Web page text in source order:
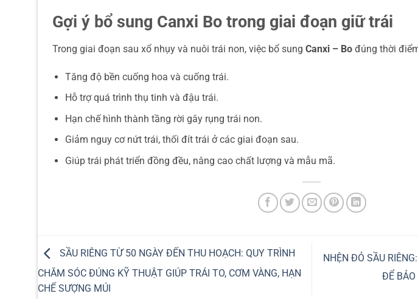
Gợi ý bổ sung Canxi Bo trong giai đoạn giữ trái
Trong giai đoạn sau xổ nhụy và nuôi trái non, việc bổ sung Canxi – Bo đúng thời
Tăng độ bền cuống hoa và cuống trái.
Hỗ trợ quá trình thụ tinh và đậu trái.
Hạn chế hình thành tầng rời gây rụng trái non.
Giảm nguy cơ nứt trái, thối đít trái ở các giai đoạn sau.
Giúp trái phát triển đồng đều, nâng cao chất lượng và mẫu mã.
SẦU RIÊNG TỪ 50 NGÀY ĐẾN THU HOẠCH: QUY TRÌNH
CHĂM SÓC ĐÚNG KỸ THUẬT GIÚP TRÁI TO, CƠM VÀNG, HẠN
CHẾ SƯỢNG MÚI
NHỆN ĐỎ SẦU
ĐỂ BẢO